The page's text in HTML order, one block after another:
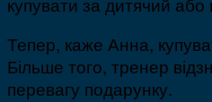
Тепер, каже Анна,
Більше того, тренер
перевагу подарунку.